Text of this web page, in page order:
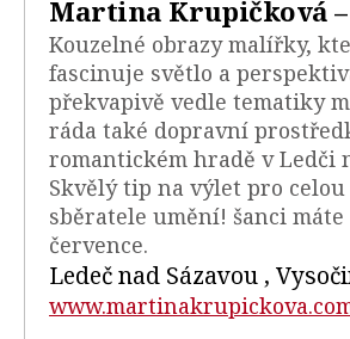
Martina Krupičková
Kouzelné obrazy malířky,
fascinuje světlo a
překvapivě vedle tematiky
ráda také dopravní
romantickém hradě v Ledči
Skvělý tip na výlet pro
sběratele umění! šanci máte
července.
Ledeč nad Sázavou ,